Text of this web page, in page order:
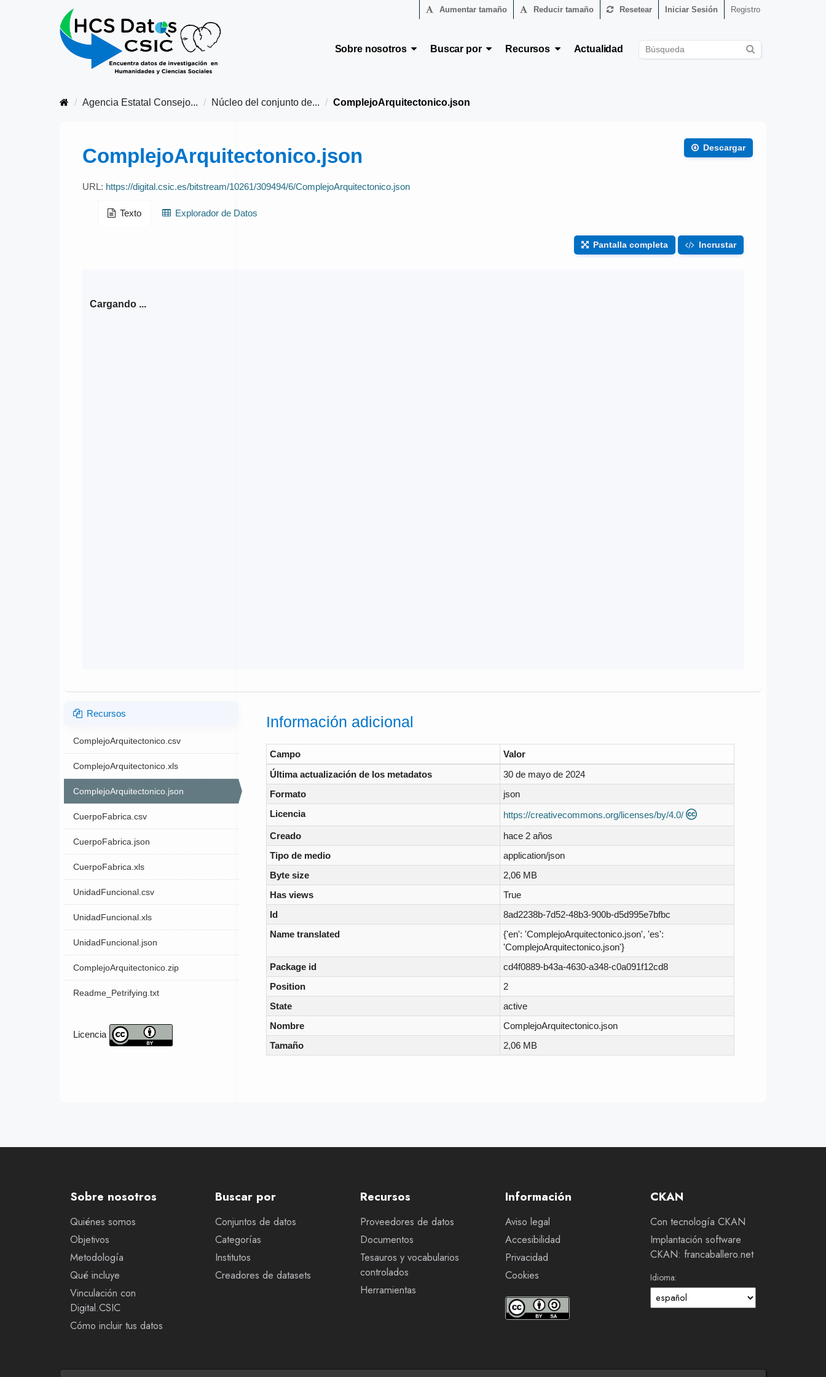
Aumentar tamaño Reducir tamaño Resetear Iniciar Sesión Registro
Sobre nosotros Buscar por Recursos Actualidad
Agencia Estatal Consejo... Núcleo del conjunto de... ComplejoArquitectonico.json
Descargar
ComplejoArquitectonico.json
URL: https://digital.csic.es/bitstream/10261/309494/6/ComplejoArquitectonico.json
Texto Explorador de Datos
Pantalla completa Incrustar
Recursos
ComplejoArquitectonico.csv
ComplejoArquitectonico.xls
ComplejoArquitectonico.json
CuerpoFabrica.csv
CuerpoFabrica.json
CuerpoFabrica.xls
UnidadFuncional.csv
UnidadFuncional.xls
UnidadFuncional.json
ComplejoArquitectonico.zip
Readme_Petrifying.txt
Licencia
Información adicional
Campo
Valor
Última actualización de los metadatos
30 de mayo de 2024
Formato
json
Licencia
https://creativecommons.org/licenses/by/4.0/
Creado
hace 2 años
Tipo de medio
application/json
Byte size
2,06 MB
Has views
True
Id
8ad2238b-7d52-48b3-900b-d5d995e7bfbc
Name translated
{'en': 'ComplejoArquitectonico.json', 'es':
'ComplejoArquitectonico.json'}
Package id
cd4f0889-b43a-4630-a348-c0a091f12cd8
Position
2
State
active
Nombre
ComplejoArquitectonico.json
Tamaño
2,06 MB
Sobre nosotros
Quiénes somos
Objetivos
Metodología
Qué incluye
Vinculación con
Digital.CSIC
Cómo incluir tus datos
Buscar por
Conjuntos de datos
Categorías
Institutos
Creadores de datasets
Recursos
Proveedores de datos
Documentos
Tesauros y vocabularios
controlados
Herramientas
Información
Aviso legal
Accesibilidad
Privacidad
Cookies
CKAN
Con tecnología CKAN
Implantación software
CKAN: francaballero.net
Idioma